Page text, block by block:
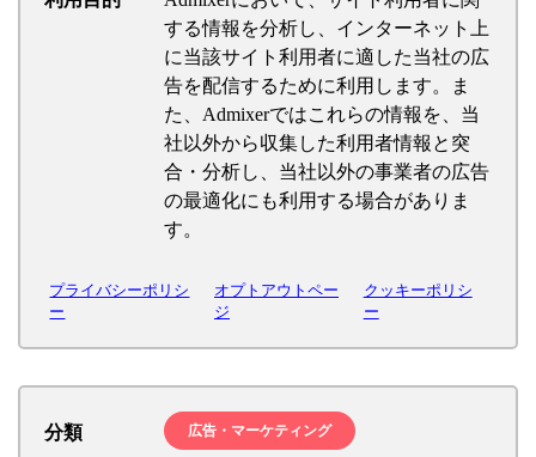
する情報を分析し、インターネット上
に当該サイト利用者に適した当社の広
告を配信するために利用します。ま
た、Admixerではこれらの情報を、当
社以外から収集した利用者情報と突
合・分析し、当社以外の事業者の広告
の最適化にも利用する場合がありま
す。
プライバシーポリシ
ー
オプトアウトペー
ジ
クッキーポリシ
ー
分類 広告・マーケティング